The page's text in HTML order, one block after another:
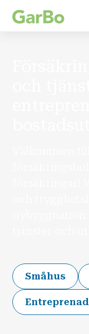
Småhus
Entreprenad